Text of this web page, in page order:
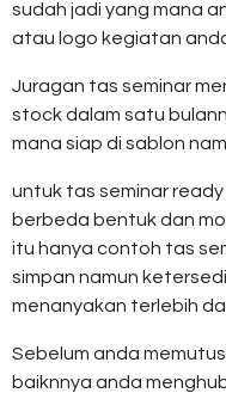
sudah jadi yang mana
atau logo kegiatan
Juragan tas seminar
stock dalam satu
mana siap di sablon
untuk tas seminar
berbeda bentuk dan
itu hanya contoh tas
simpan namun
menanyakan terlebih
Sebelum anda
baiknnya anda